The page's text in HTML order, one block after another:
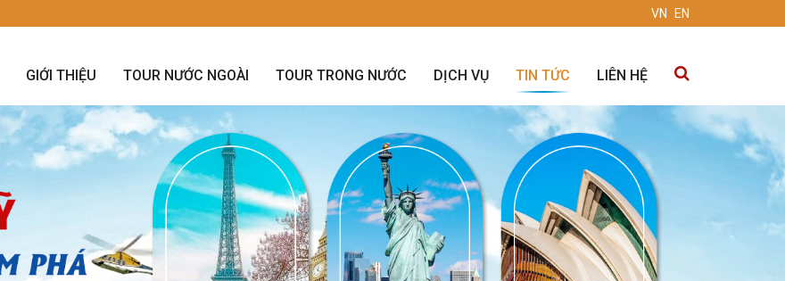
VN EN
GIỚI THIỆU TOUR NƯỚC NGOÀI TOUR TRONG NƯỚC DỊCH VỤ TIN TỨC LIÊN HỆ